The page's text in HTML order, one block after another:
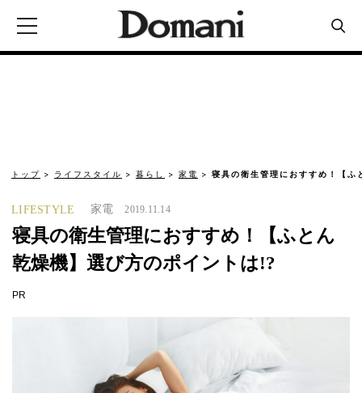
トップ ライフスタイル 暮らし 家電 寝具の衛生管理におすすめ！【
LIFESTYLE 家電 2019.11.14
寝具の衛生管理におすすめ！【ふとん
乾燥機】選び方のポイントは!?
PR